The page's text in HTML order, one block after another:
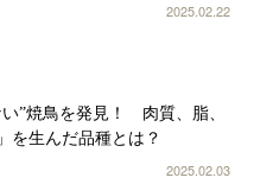
2025.02.22
”焼鳥を発見！ 肉質、脂、
を生んだ品種とは？
2025.02.03